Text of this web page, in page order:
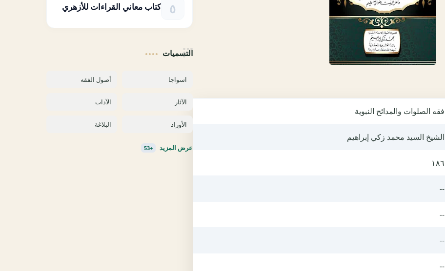
فقه الصلوات والمدائح النبوية
الشيخ السيد محمد زكي إبراهيم
١٨٦
--
--
--
--
كتاب معاني القراءات للأزهري
التسميات